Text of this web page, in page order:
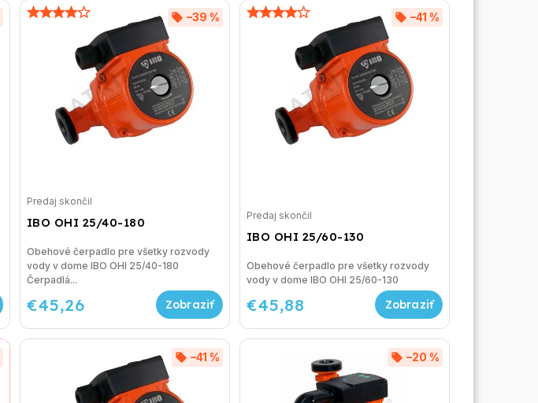
IBO OHI 25/40-180
–39 %
Predaj skončil
€45,26
Obehové čerpadlo pre všetky rozvody
vody v dome IBO OHI 25/40-180
Čerpadlá...
IBO OHI 25/60-130
–41 %
Predaj skončil
€45,88
Obehové čerpadlo pre všetky rozvody
vody v dome IBO OHI 25/60-130
–41 % –20 %